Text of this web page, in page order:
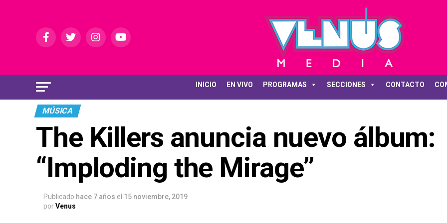
INICIO EN VIVO PROGRAMAS SECCIONES CONTACTO
MÚSICA
The Killers anuncia nuevo álbum:
“Imploding the Mirage”
Publicado hace 7 años el 15 noviembre, 2019
porVenus